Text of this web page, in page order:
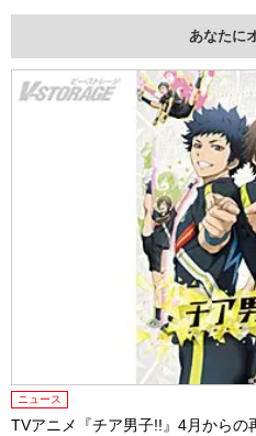
あなたに
ニュース
TVアニメ『チア男子!!』4月からの